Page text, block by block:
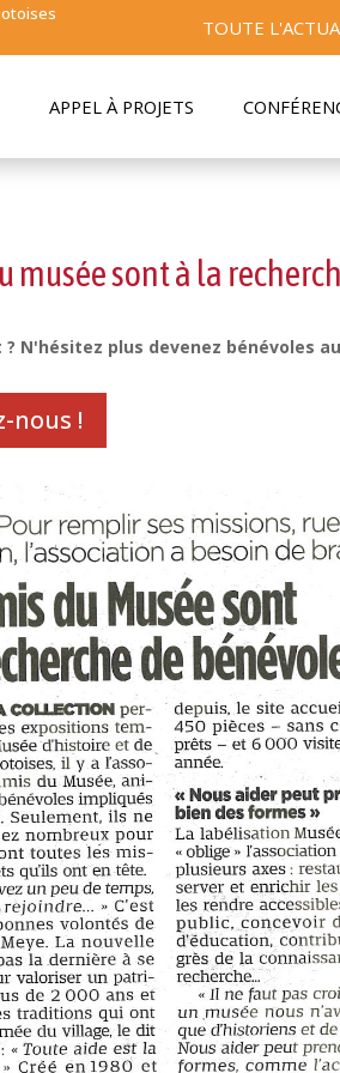
TOUTE
APPEL À PROJETS
musée sont à la
? N'hésitez plus devenez bénévoles
nous !